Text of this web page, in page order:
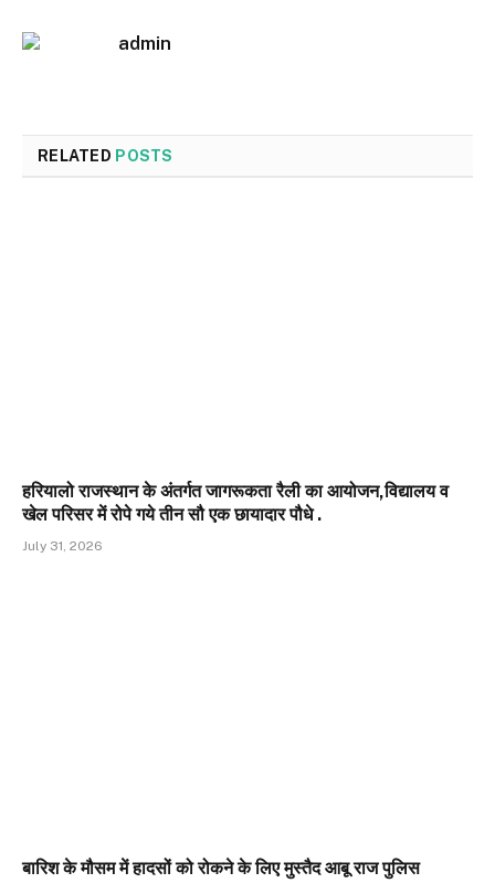
admin
RELATED POSTS
हरियालो राजस्थान के अंतर्गत जागरूकता रैली का आयोजन,विद्यालय व
खेल परिसर में रोपे गये तीन सौ एक छायादार पौधे .
July 31, 2026
बारिश के मौसम में हादसों को रोकने के लिए मुस्तैद आबू राज पुलिस